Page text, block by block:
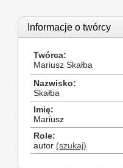
Informacje o twórcy
Twórca
Mariusz Skałba
Nazwisko
Skałba
Imię
Mariusz
Role
autor (szukaj)